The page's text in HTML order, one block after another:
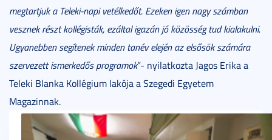
megtartjuk a Teleki-napi vetélkedőt. Ezeken igen nagy számban
vesznek részt kollégisták, ezáltal igazán jó közösség tud kialakulni.
Ugyanebben segítenek minden tanév elején az elsősök számára
szervezett ismerkedős programok”- nyilatkozta Jagos Erika a
Teleki Blanka Kollégium lakója a Szegedi Egyetem
Magazinnak.